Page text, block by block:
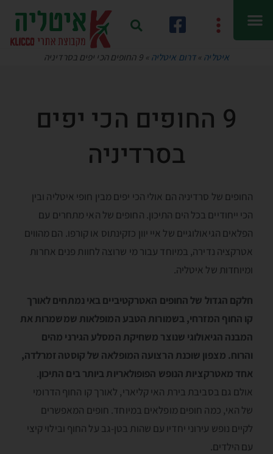
איטליה »דרום איטליה »9 החופים הכי יפים בסרדיניה
9 החופים הכי יפים
בסרדיניה
החופים של סרדיניה הם אולי הכי יפים מבין חופי איטליה ובין
הכי ייחודיים בכל הים התיכון. החופים של האי מתחרים עם
הפלאים הגיאולוגיים של איי יוון כזקינתוס או קורפו. הם מהווים
אטרקציה נדירה, במיוחד עבור מי שרוצה לחוות פנים אחרות
ומיוחדות של איטליה.
חלקם הגדול של החופים האטרקטיביים באי נמתחים לאורך
קו החוף המזרחי, בשמורות הטבע המופלאות שמשמרות את
המבנה הגיאולוגי שנוצר משחיקת המסלע הגירני מהים
והרוח. מצפון שוכנת הרצועה המופלאה של קוסטה זמרלדה,
אחד מאטרקציות הנופש הפופולאריות ביותר בים התיכון.
אולם גם בסביבת בירת האי קליארי, לאורך קו החוף הדרומי
של האי, כמה חופים מופלאים במיוחד. חופים המאפשרים
לקיים נופש עירוני יחדיו עם שהות בטן-גב על החוף ובילוי קיצי
עם הילדים.